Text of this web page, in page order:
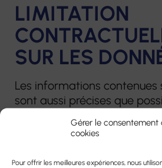
Gérer le consentement
cookies
Pour offrir les meilleures expériences, nous
LIMITATION
SUR LES
Les informations contenues
sont aussi précises que
remis à jour à différentes
l’année, mais peut toutefois